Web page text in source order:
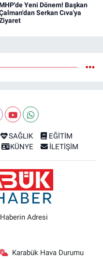
Yeni Dönem! Başkan
Serkan Cıva'ya
SAĞLIK
EĞİTİM
KÜNYE İLETİŞİM
Adresi
Karabük Hava Durumu